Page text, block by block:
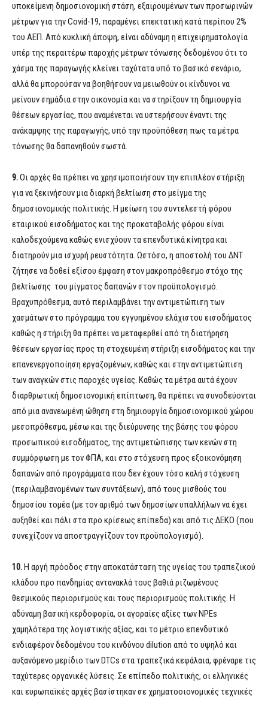
υποκείμενη δημοσιονομική στάση, εξαιρουμένων των προσωρινών
μέτρων για την Covid-19, παραμένει επεκτατική κατά περίπου 2%
του ΑΕΠ. Από κυκλική άποψη, είναι αδύναμη η επιχειρηματολογία
υπέρ της περαιτέρω παροχής μέτρων τόνωσης δεδομένου ότι το
χάσμα της παραγωγής κλείνει ταχύτατα υπό το βασικό σενάριο,
αλλά θα μπορούσαν να βοηθήσουν να μειωθούν οι κίνδυνοι να
μείνουν σημάδια στην οικονομία και να στηρίξουν τη δημιουργία
θέσεων εργασίας, που αναμένεται να υστερήσουν έναντι της
ανάκαμψης της παραγωγής, υπό την προϋπόθεση πως τα μέτρα
τόνωσης θα δαπανηθούν σωστά.
9.Οι αρχές θα πρέπει να χρησιμοποιήσουν την επιπλέον στήριξη
για να ξεκινήσουν μια διαρκή βελτίωση στο μείγμα της
δημοσιονομικής πολιτικής. H μείωση του συντελεστή φόρου
εταιρικού εισοδήματος και της προκαταβολής φόρου είναι
καλοδεχούμενα καθώς ενισχύουν τα επενδυτικά κίνητρα και
διατηρούν μια ισχυρή ρευστότητα. Ωστόσο, η αποστολή του ΔΝΤ
ζήτησε να δοθεί εξίσου έμφαση στον μακροπρόθεσμο στόχο της
βελτίωσης του μίγματος δαπανών στον προϋπολογισμό.
Βραχυπρόθεσμα, αυτό περιλαμβάνει την αντιμετώπιση των
χασμάτων στο πρόγραμμα του εγγυημένου ελάχιστου εισοδήματος
καθώς η στήριξη θα πρέπει να μεταφερθεί από τη διατήρηση
θέσεων εργασίας προς τη στοχευμένη στήριξη εισοδήματος και την
επανενεργοποίηση εργαζομένων, καθώς και στην αντιμετώπιση
των αναγκών στις παροχές υγείας. Καθώς τα μέτρα αυτά έχουν
διαρθρωτική δημοσιονομική επίπτωση, θα πρέπει να συνοδεύονται
από μια ανανεωμένη ώθηση στη δημιουργία δημοσιονομικού χώρου
μεσοπρόθεσμα, μέσω και της διεύρυνσης της βάσης του φόρου
προσωπικού εισοδήματος, της αντιμετώπισης των κενών στη
συμμόρφωση με τον ΦΠΑ, και στο στόχευση προς εξοικονόμηση
δαπανών από προγράμματα που δεν έχουν τόσο καλή στόχευση
(περιλαμβανομένων των συντάξεων), από τους μισθούς του
δημοσίου τομέα (με τον αριθμό των δημοσίων υπαλλήλων να έχει
αυξηθεί και πάλι στα προ κρίσεως επίπεδα) και από τις ΔΕΚΟ (που
συνεχίζουν να αποστραγγίζουν τον προϋπολογισμό).
10.Η αργή πρόοδος στην αποκατάσταση της υγείας του τραπεζικού
κλάδου προ πανδημίας αντανακλά τους βαθιά ριζωμένους
θεσμικούς περιορισμούς και τους περιορισμούς πολιτικής. Η
αδύναμη βασική κερδοφορία, οι αγοραίες αξίες των NPEs
χαμηλότερα της λογιστικής αξίας, και το μέτριο επενδυτικό
ενδιαφέρον δεδομένου του κινδύνου dilution από το υψηλό και
αυξανόμενο μερίδιο των DTCs στα τραπεζικά κεφάλαια, φρέναρε τις
ταχύτερες οργανικές λύσεις. Σε επίπεδο πολιτικής, οι ελληνικές
και ευρωπαϊκές αρχές βασίστηκαν σε χρηματοοιονομικές τεχνικές